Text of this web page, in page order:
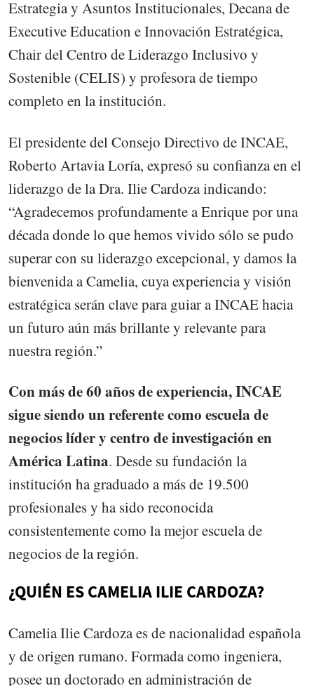
Estrategia y Asuntos Institucionales, Decana de
Executive Education e Innovación Estratégica,
Chair del Centro de Liderazgo Inclusivo y
Sostenible (CELIS) y profesora de tiempo
completo en la institución.
El presidente del Consejo Directivo de INCAE,
Roberto Artavia Loría, expresó su confianza en el
liderazgo de la Dra. Ilie Cardoza indicando:
“Agradecemos profundamente a Enrique por una
década donde lo que hemos vivido sólo se pudo
superar con su liderazgo excepcional, y damos la
bienvenida a Camelia, cuya experiencia y visión
estratégica serán clave para guiar a INCAE hacia
un futuro aún más brillante y relevante para
nuestra región.”
Con más de 60 años de experiencia, INCAE
sigue siendo un referente como escuela de
negocios líder y centro de investigación en
América Latina. Desde su fundación la
institución ha graduado a más de 19.500
profesionales y ha sido reconocida
consistentemente como la mejor escuela de
negocios de la región.
¿QUIÉN ES CAMELIA ILIE CARDOZA?
Camelia Ilie Cardoza es de nacionalidad española
y de origen rumano. Formada como ingeniera,
posee un doctorado en administración de